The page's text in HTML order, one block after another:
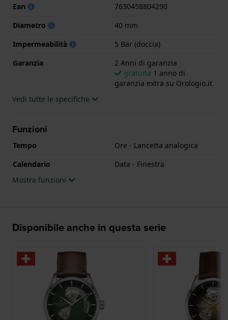
Ean
7630458804290
Diametro
40 mm
Impermeabilità
5 Bar (doccia)
Garanzia
2 Anni di garanzia
gratuita 1 anno di
garanzia extra su Orologio.it
Vedi tutte le specifiche
Funzioni
Tempo
Ore - Lancetta analogica
Calendario
Data - Finestra
Mostra funzioni
Disponibile anche in questa serie